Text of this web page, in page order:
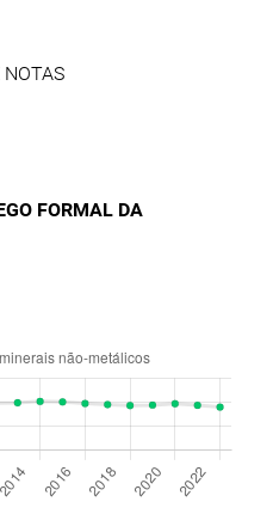
NOTAS
FORMAL DA